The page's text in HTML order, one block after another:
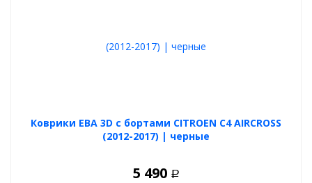
Коврики ЕВА 3D с бортами CITROEN C4 AIRCROSS
(2012-2017) | черные
5 490 Р